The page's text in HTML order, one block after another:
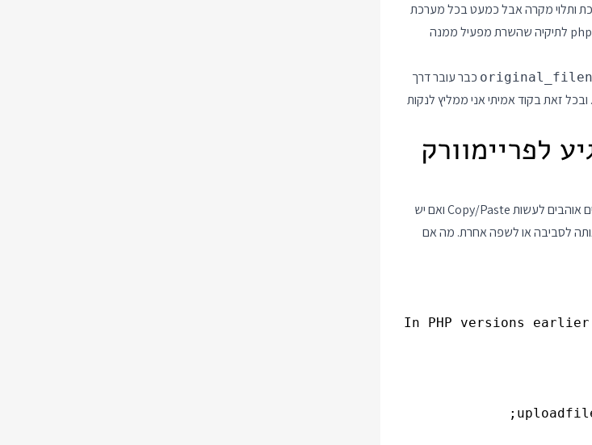
ותלוי מקרה אבל כמעט בכל מערכת
העלאת קבצים לכל מקום בשרת הופכת מהר מאוד להשתלטות על השרת (לדוגמא: מעלים קובץ php לתיקיה שהשרת מפעיל ממנה
כבר עובר דרך
זאת בקוד אמיתי אני ממליץ לנקות
לפריימוורק
ככל שמערכת גדלה כך חלקים בקוד מועתקים למקומות אחרים, כולל בין Frameworks. מתכנתים אוהבים לעשות Copy/Paste ואם יש
לסביבה או לשפה אחרת. מה אם